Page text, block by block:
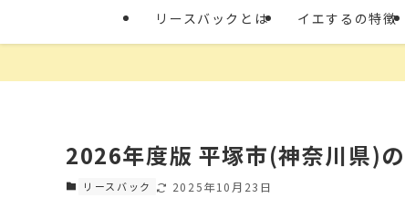
リースバックとは イエするの特徴
2026年度版 平塚市(神奈川県)
リースバック 2025年10月23日